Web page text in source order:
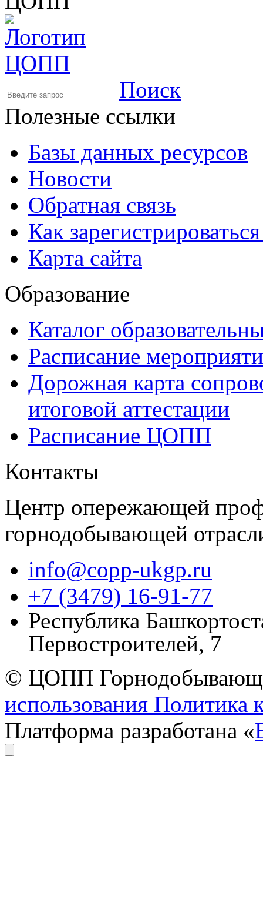
Поиск
Полезные ссылки
Базы данных ресурсов
Новости
Обратная связь
Как
Карта сайта
Образование
Каталог
Расписание
Дорожная карта
итоговой аттестации
Расписание ЦОПП
Контакты
Центр опережающей
горнодобывающей
info@copp-ukgp.ru
+7 (3479) 16-91-77
Республика
Первостроителей, 7
© ЦОПП
использования Политика
Платформа разработана «